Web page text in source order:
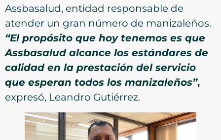
Assbasalud, entidad responsable de
atender un gran número de manizaleños.
“El propósito que hoy tenemos es que
Assbasalud alcance los estándares de
calidad en la prestación del servicio
que esperan todos los manizaleños”,
expresó, Leandro Gutiérrez.